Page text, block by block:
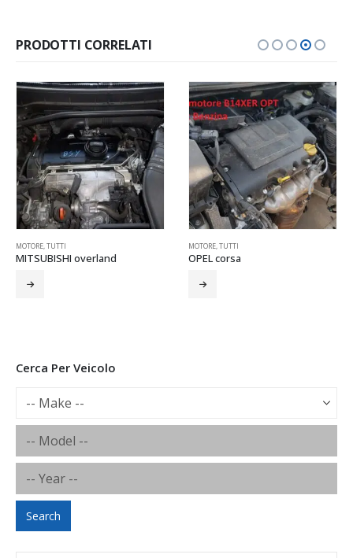
PRODOTTI CORRELATI
,SPECCHIETTI
MOTORE,TUTTI
MITSUBISHI overland
MOTORE,TUTTI
OPEL corsa
Cerca Per Veicolo
Search